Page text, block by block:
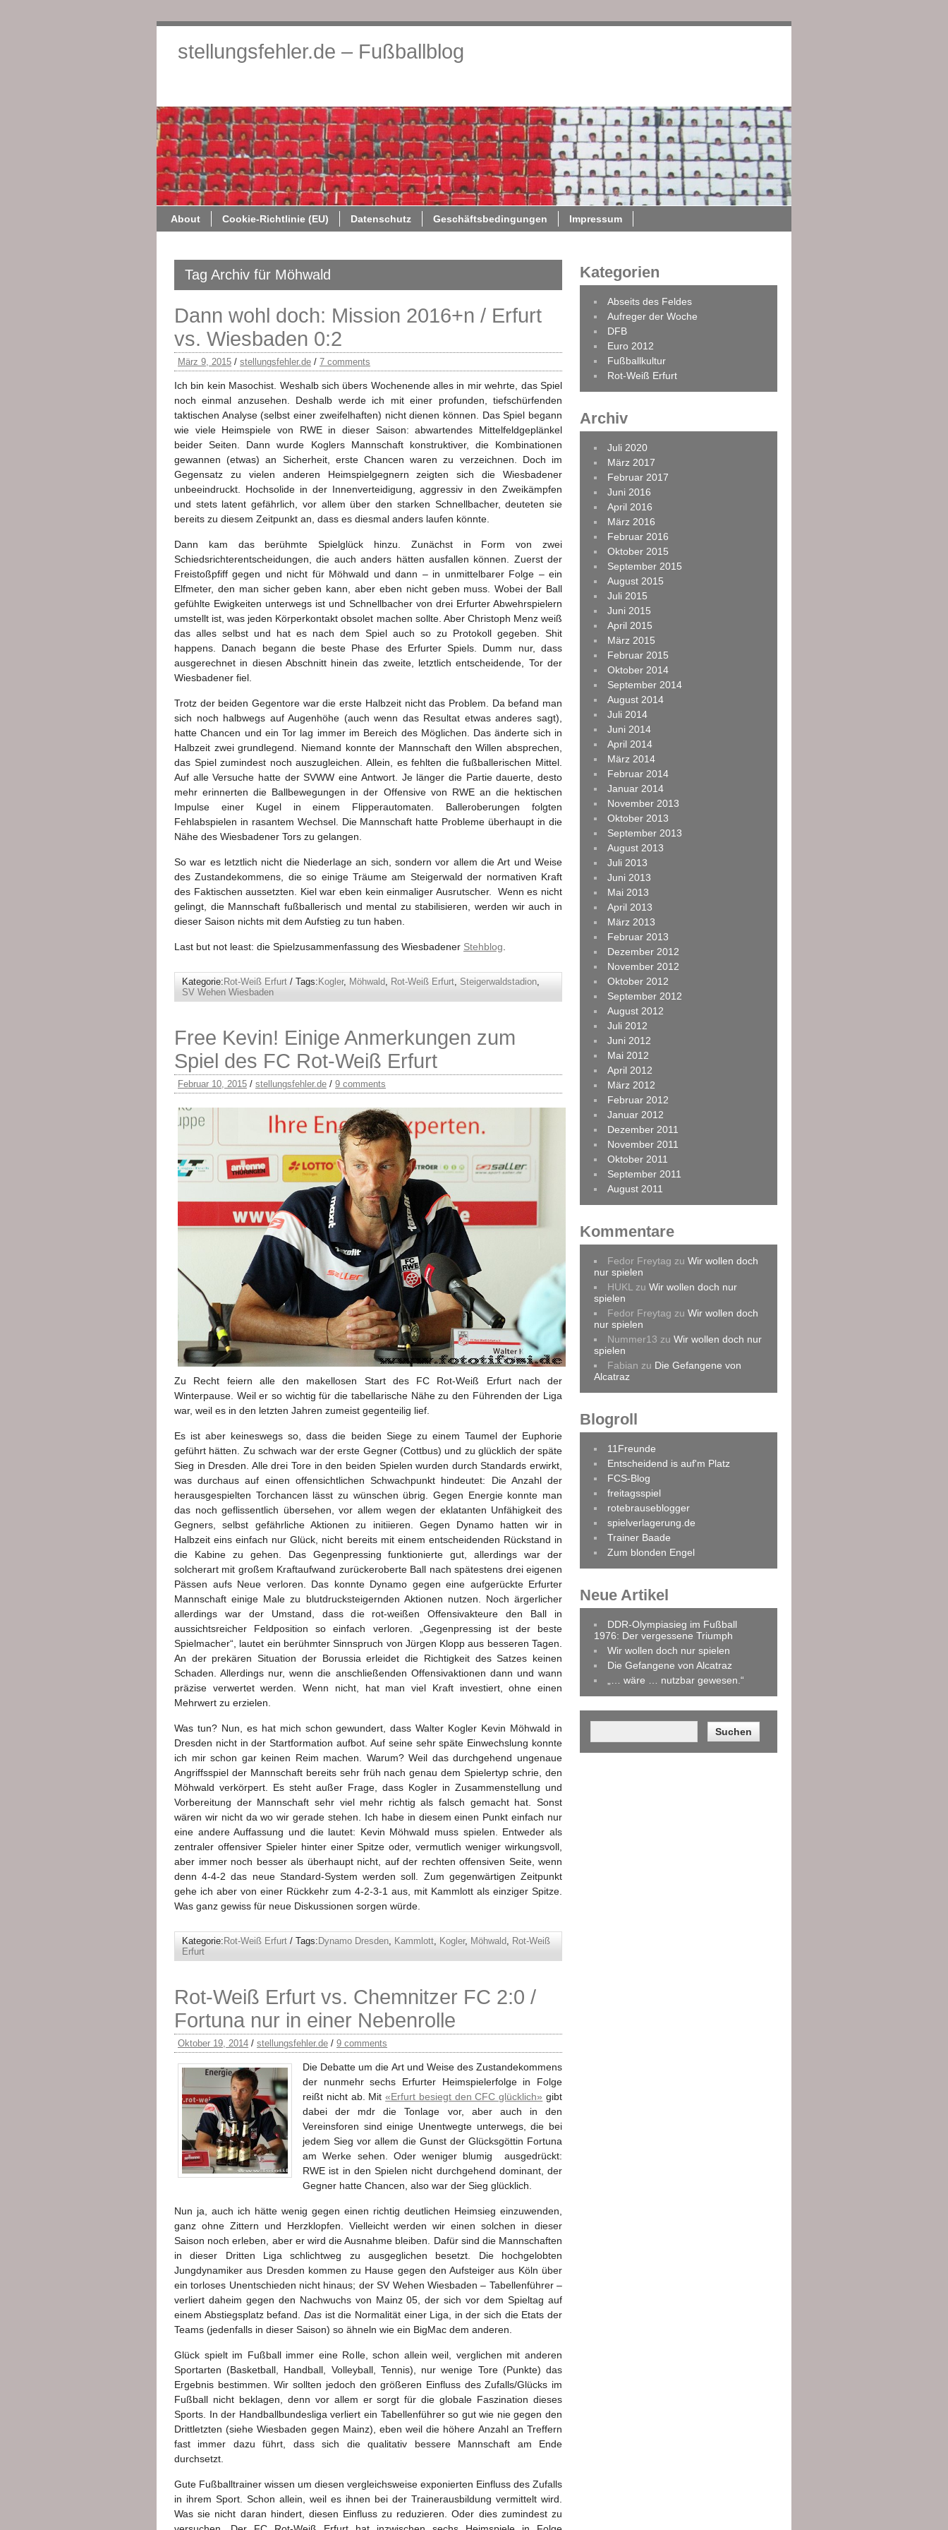
stellungsfehler.de – Fußballblog
About Cookie-Richtlinie (EU) Datenschutz Geschäftsbedingungen Impressum
Tag Archiv für Möhwald
Dann wohl doch: Mission 2016+n / Erfurt
vs. Wiesbaden 0:2
März 9, 2015 / stellungsfehler.de / 7 comments
Ich bin kein Masochist. Weshalb sich übers Wochenende alles in mir wehrte, das Spiel
noch einmal anzusehen. Deshalb werde ich mit einer profunden, tiefschürfenden
taktischen Analyse (selbst einer zweifelhaften) nicht dienen können. Das Spiel begann
wie viele Heimspiele von RWE in dieser Saison: abwartendes Mittelfeldgeplänkel
beider Seiten. Dann wurde Koglers Mannschaft konstruktiver, die Kombinationen
gewannen (etwas) an Sicherheit, erste Chancen waren zu verzeichnen. Doch im
Gegensatz zu vielen anderen Heimspielgegnern zeigten sich die Wiesbadener
unbeeindruckt. Hochsolide in der Innenverteidigung, aggressiv in den Zweikämpfen
und stets latent gefährlich, vor allem über den starken Schnellbacher, deuteten sie
bereits zu diesem Zeitpunkt an, dass es diesmal anders laufen könnte.
Dann kam das berühmte Spielglück hinzu. Zunächst in Form von zwei
Schiedsrichterentscheidungen, die auch anders hätten ausfallen können. Zuerst der
Freistoßpfiff gegen und nicht für Möhwald und dann – in unmittelbarer Folge – ein
Elfmeter, den man sicher geben kann, aber eben nicht geben muss. Wobei der Ball
gefühlte Ewigkeiten unterwegs ist und Schnellbacher von drei Erfurter Abwehrspielern
umstellt ist, was jeden Körperkontakt obsolet machen sollte. Aber Christoph Menz weiß
das alles selbst und hat es nach dem Spiel auch so zu Protokoll gegeben. Shit
happens. Danach begann die beste Phase des Erfurter Spiels. Dumm nur, dass
ausgerechnet in diesen Abschnitt hinein das zweite, letztlich entscheidende, Tor der
Wiesbadener fiel.
Trotz der beiden Gegentore war die erste Halbzeit nicht das Problem. Da befand man
sich noch halbwegs auf Augenhöhe (auch wenn das Resultat etwas anderes sagt),
hatte Chancen und ein Tor lag immer im Bereich des Möglichen. Das änderte sich in
Halbzeit zwei grundlegend. Niemand konnte der Mannschaft den Willen absprechen,
das Spiel zumindest noch auszugleichen. Allein, es fehlten die fußballerischen Mittel.
Auf alle Versuche hatte der SVWW eine Antwort. Je länger die Partie dauerte, desto
mehr erinnerten die Ballbewegungen in der Offensive von RWE an die hektischen
Impulse einer Kugel in einem Flipperautomaten. Balleroberungen folgten
Fehlabspielen in rasantem Wechsel. Die Mannschaft hatte Probleme überhaupt in die
Nähe des Wiesbadener Tors zu gelangen.
So war es letztlich nicht die Niederlage an sich, sondern vor allem die Art und Weise
des Zustandekommens, die so einige Träume am Steigerwald der normativen Kraft
des Faktischen aussetzten. Kiel war eben kein einmaliger Ausrutscher. Wenn es nicht
gelingt, die Mannschaft fußballerisch und mental zu stabilisieren, werden wir auch in
dieser Saison nichts mit dem Aufstieg zu tun haben.
Last but not least: die Spielzusammenfassung des Wiesbadener Stehblog
Kategorie: Rot-Weiß Erfurt / Tags: Kogler, Möhwald, Rot-Weiß Erfurt, Steigerwaldstadion,
SV Wehen Wiesbaden
Free Kevin! Einige Anmerkungen zum
Spiel des FC Rot-Weiß Erfurt
Februar 10, 2015 / stellungsfehler.de / 9 comments
Zu Recht feiern alle den makellosen Start des FC Rot-Weiß Erfurt nach der
Winterpause. Weil er so wichtig für die tabellarische Nähe zu den Führenden der Liga
war, weil es in den letzten Jahren zumeist gegenteilig lief.
Es ist aber keineswegs so, dass die beiden Siege zu einem Taumel der Euphorie
geführt hätten. Zu schwach war der erste Gegner (Cottbus) und zu glücklich der späte
Sieg in Dresden. Alle drei Tore in den beiden Spielen wurden durch Standards erwirkt,
was durchaus auf einen offensichtlichen Schwachpunkt hindeutet: Die Anzahl der
herausgespielten Torchancen lässt zu wünschen übrig. Gegen Energie konnte man
das noch geflissentlich übersehen, vor allem wegen der eklatanten Unfähigkeit des
Gegners, selbst gefährliche Aktionen zu initiieren. Gegen Dynamo hatten wir in
Halbzeit eins einfach nur Glück, nicht bereits mit einem entscheidenden Rückstand in
die Kabine zu gehen. Das Gegenpressing funktionierte gut, allerdings war der
solcherart mit großem Kraftaufwand zurückeroberte Ball nach spätestens drei eigenen
Pässen aufs Neue verloren. Das konnte Dynamo gegen eine aufgerückte Erfurter
Mannschaft einige Male zu blutdrucksteigernden Aktionen nutzen. Noch ärgerlicher
allerdings war der Umstand, dass die rot-weißen Offensivakteure den Ball in
aussichtsreicher Feldposition so einfach verloren. „Gegenpressing ist der beste
Spielmacher“, lautet ein berühmter Sinnspruch von Jürgen Klopp aus besseren Tagen.
An der prekären Situation der Borussia erleidet die Richtigkeit des Satzes keinen
Schaden. Allerdings nur, wenn die anschließenden Offensivaktionen dann und wann
präzise verwertet werden. Wenn nicht, hat man viel Kraft investiert, ohne einen
Mehrwert zu erzielen.
Was tun? Nun, es hat mich schon gewundert, dass Walter Kogler Kevin Möhwald in
Dresden nicht in der Startformation aufbot. Auf seine sehr späte Einwechslung konnte
ich mir schon gar keinen Reim machen. Warum? Weil das durchgehend ungenaue
Angriffsspiel der Mannschaft bereits sehr früh nach genau dem Spielertyp schrie, den
Möhwald verkörpert. Es steht außer Frage, dass Kogler in Zusammenstellung und
Vorbereitung der Mannschaft sehr viel mehr richtig als falsch gemacht hat. Sonst
wären wir nicht da wo wir gerade stehen. Ich habe in diesem einen Punkt einfach nur
eine andere Auffassung und die lautet: Kevin Möhwald muss spielen. Entweder als
zentraler offensiver Spieler hinter einer Spitze oder, vermutlich weniger wirkungsvoll,
aber immer noch besser als überhaupt nicht, auf der rechten offensiven Seite, wenn
denn 4-4-2 das neue Standard-System werden soll. Zum gegenwärtigen Zeitpunkt
gehe ich aber von einer Rückkehr zum 4-2-3-1 aus, mit Kammlott als einziger Spitze.
Was ganz gewiss für neue Diskussionen sorgen würde.
Kategorie:Rot-Weiß Erfurt / Tags:Dynamo Dresden Kammlott Kogler, Möhwald Rot-Weiß
Erfurt
Rot-Weiß Erfurt vs. Chemnitzer FC 2:0 /
Fortuna nur in einer Nebenrolle
Oktober 19, 2014 / stellungsfehler.de / 9 comments
Die Debatte um die Art und Weise des Zustandekommens
der nunmehr sechs Erfurter Heimspielerfolge in Folge
reißt nicht ab. Mit«Erfurt besiegt den CFC glücklich» gibt
dabei der mdr die Tonlage vor, aber auch in den
Vereinsforen sind einige Unentwegte unterwegs, die bei
jedem Sieg vor allem die Gunst der Glücksgöttin Fortuna
am Werke sehen. Oder weniger blumig ausgedrückt:
RWE ist in den Spielen nicht durchgehend dominant, der
Gegner hatte Chancen, also war der Sieg glücklich.
Nun ja, auch ich hätte wenig gegen einen richtig deutlichen Heimsieg einzuwenden,
ganz ohne Zittern und Herzklopfen. Vielleicht werden wir einen solchen in dieser
Saison noch erleben, aber er wird die Ausnahme bleiben. Dafür sind die Mannschaften
in dieser Dritten Liga schlichtweg zu ausgeglichen besetzt. Die hochgelobten
Jungdynamiker aus Dresden kommen zu Hause gegen den Aufsteiger aus Köln über
ein torloses Unentschieden nicht hinaus; der SV Wehen Wiesbaden – Tabellenführer –
verliert daheim gegen den Nachwuchs von Mainz 05, der sich vor dem Spieltag auf
einem Abstiegsplatz befand. Dasist die Normalität einer Liga, in der sich die Etats der
Teams (jedenfalls in dieser Saison) so ähneln wie ein BigMac dem anderen.
Glück spielt im Fußball immer eine Rolle, schon allein weil, verglichen mit anderen
Sportarten (Basketball, Handball, Volleyball, Tennis), nur wenige Tore (Punkte) das
Ergebnis bestimmen. Wir sollten jedoch den größeren Einfluss des Zufalls/Glücks im
Fußball nicht beklagen, denn vor allem er sorgt für die globale Faszination dieses
Sports. In der Handballbundesliga verliert ein Tabellenführer so gut wie nie gegen den
Drittletzten (siehe Wiesbaden gegen Mainz), eben weil die höhere Anzahl an Treffern
fast immer dazu führt, dass sich die qualitativ bessere Mannschaft am Ende
durchsetzt.
Gute Fußballtrainer wissen um diesen vergleichsweise exponierten Einfluss des Zufalls
in ihrem Sport. Schon allein, weil es ihnen bei der Trainerausbildung vermittelt wird.
Was sie nicht daran hindert, diesen Einfluss zu reduzieren. Oder dies zumindest zu
Kategorien
Abseits des Feldes
Aufreger der Woche
DFB
Euro 2012
Fußballkultur
Rot-Weiß Erfurt
Archiv
Juli 2020
März 2017
Februar 2017
Juni 2016
April 2016
März 2016
Februar 2016
Oktober 2015
September 2015
August 2015
Juli 2015
Juni 2015
April 2015
März 2015
Februar 2015
Oktober 2014
September 2014
August 2014
Juli 2014
Juni 2014
April 2014
März 2014
Februar 2014
Januar 2014
November 2013
Oktober 2013
September 2013
August 2013
Juli 2013
Juni 2013
Mai 2013
April 2013
März 2013
Februar 2013
Dezember 2012
November 2012
Oktober 2012
September 2012
August 2012
Juli 2012
Juni 2012
Mai 2012
April 2012
März 2012
Februar 2012
Januar 2012
Dezember 2011
November 2011
Oktober 2011
September 2011
August 2011
Kommentare
Fedor Freytag zuWir wollen doch
nur spielen
HUKL zuWir wollen doch nur
spielen
Fedor Freytag zuWir wollen doch
nur spielen
Nummer13 zuWir wollen doch nur
spielen
Fabian zu Die Gefangene von
Alcatraz
Blogroll
11Freunde
Entscheidend is auf'm Platz
FCS-Blog
freitagsspiel
rotebrauseblogger
spielverlagerung.de
Trainer Baade
Zum blonden Engel
Neue Artikel
DDR-Olympiasieg im Fußball
1976: Der vergessene Triumph
Wir wollen doch nur spielen
Die Gefangene von Alcatraz
„… wäre … nutzbar gewesen.“